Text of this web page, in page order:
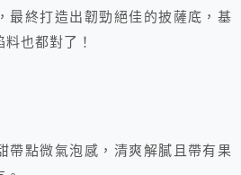
最終打造出韌勁絕佳的披薩底，基
也都對了！
帶點微氣泡感，清爽解膩且帶有果